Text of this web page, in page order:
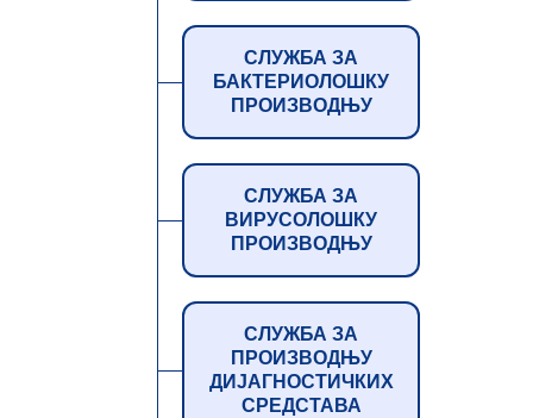
СЛУЖБА ЗА
БАКТЕРИОЛОШКУ
ПРОИЗВОДЊУ
СЛУЖБА ЗА
ВИРУСОЛОШКУ
ПРОИЗВОДЊУ
СЛУЖБА ЗА
ПРОИЗВОДЊУ
ДИЈАГНОСТИЧКИХ
СРЕДСТАВА